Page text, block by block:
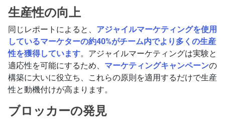
生産性の向上
同じレポートによると、 アジャイルマーケティングを使用
しているマーケターの約40%がチーム内でより多くの生産
性を獲得しています。アジャイルマーケティングは実験と
適応性を可能にするため、 マーケティングキャンペーンの
構築に大いに役立ち、これらの原則を適用するだけで生産
性と動機付けが高まります。
ブロッカーの発見